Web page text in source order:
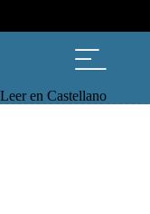
Leer en Castellano